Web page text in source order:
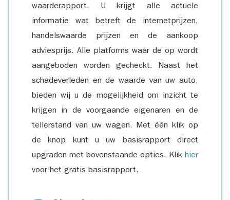
waarderapport. U krijgt alle actuele
informatie wat betreft de internetprijzen,
handelswaarde prijzen en de aankoop
adviesprijs. Alle platforms waar de op wordt
aangeboden worden gecheckt. Naast het
schadeverleden en de waarde van uw auto,
bieden wij u de mogelijkheid om inzicht te
krijgen in de voorgaande eigenaren en de
tellerstand van uw wagen. Met één klik op
de knop kunt u uw basisrapport direct
upgraden met bovenstaande opties. Klik hier
voor het gratis basisrapport.